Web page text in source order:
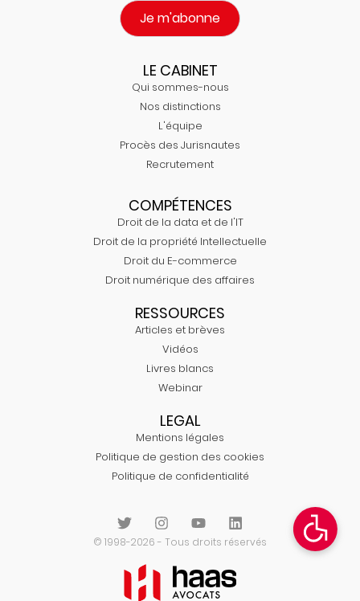
Je m'abonne
LE CABINET
Qui sommes-nous
Nos distinctions
L'équipe
Procès des Jurisnautes
Recrutement
COMPÉTENCES
Droit de la data et de l'IT
Droit de la propriété Intellectuelle
Droit du E-commerce
Droit numérique des affaires
RESSOURCES
Articles et brèves
Vidéos
Livres blancs
Webinar
LEGAL
Mentions légales
Politique de gestion des cookies
Politique de confidentialité
© 1998-2026 - Tous droits réservés